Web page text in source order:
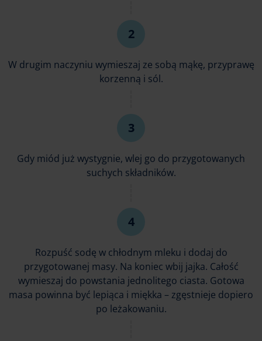
W drugim naczyniu wymieszaj ze sobą mąkę, przyprawę
korzenną i sól.
Gdy miód już wystygnie, wlej go do przygotowanych
suchych składników.
Rozpuść sodę w chłodnym mleku i dodaj do
przygotowanej masy. Na koniec wbij jajka. Całość
wymieszaj do powstania jednolitego ciasta. Gotowa
masa powinna być lepiąca i miękka – zgęstnieje dopiero
po leżakowaniu.